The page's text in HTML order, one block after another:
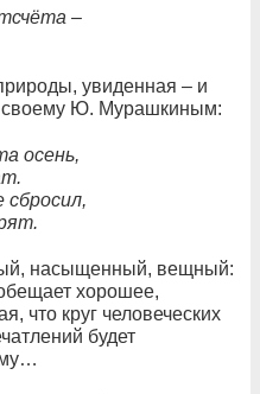
–
увиденная – и
своему Ю. Мурашкиным:
осень,
сбросил,
насыщенный, вещный:
хорошее,
что круг человеческих
будет